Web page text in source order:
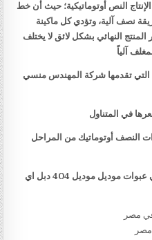
النص أوتوماتيكية؛ حيث أن خط
نصف آلية، وتؤدي كل ماكينة
النهائي بشكل لائق لا يختلف
آلياً
التي تقدمها شركة المهندس منسي
في المتناول
النصف أوتوماتيك من المراحل
المرحلة الأولى: ماكينة تعبات السوال في عبوات موديل موديل 404 دبل اي